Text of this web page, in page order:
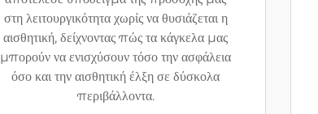
στη λειτουργικότητα χωρίς να θυσιάζεται η
αισθητική, δείχνοντας πώς τα κάγκελα μας
μπορούν να ενισχύσουν τόσο την ασφάλεια
όσο και την αισθητική έλξη σε δύσκολα
περιβάλλοντα.